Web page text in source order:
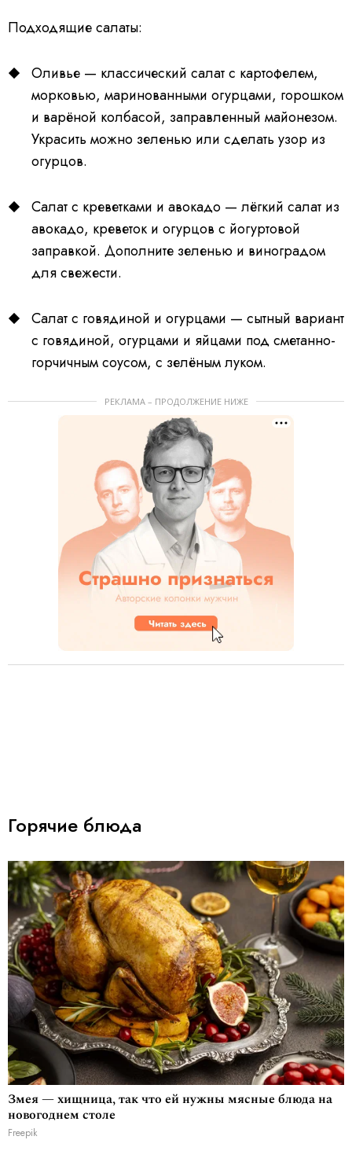
Подходящие салаты:
Оливье — классический салат с картофелем,
морковью, маринованными огурцами, горошком
и варёной колбасой, заправленный майонезом.
Украсить можно зеленью или сделать узор из
огурцов.
Салат с креветками и авокадо — лёгкий салат из
авокадо, креветок и огурцов с йогуртовой
заправкой. Дополните зеленью и виноградом
для свежести.
Салат с говядиной и огурцами — сытный вариант
с говядиной, огурцами и яйцами под сметанно-
горчичным соусом, с зелёным луком.
РЕКЛАМА – ПРОДОЛЖЕНИЕ НИЖЕ
Горячие блюда
Змея — хищница, так что ей нужны мясные блюда на
новогоднем столе
Freepik